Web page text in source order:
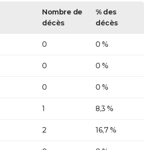
Nombre de
décès
% des
décès
0 0 %
0 0 %
0 0 %
1 8,3 %
2 16,7 %